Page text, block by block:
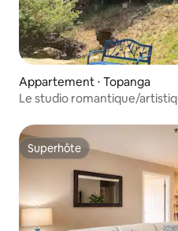
Appartement ⋅ Topanga
Le studio romantique/
Superhôte
Superhôte